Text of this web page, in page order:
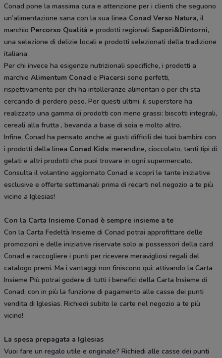
Conad pone la massima cura e attenzione per i clienti che seguono
un’alimentazione sana con la sua linea Conad Verso Natura, il
marchio Percorso Qualità e prodotti regionali Sapori&Dintorni,
una selezione di delizie locali e prodotti selezionati della tradizione
italiana.
Per chi invece ha esigenze nutrizionali specifiche, i prodotti a
marchio Alimentum Conad e Piacersi sono perfetti,
rispettivamente per chi ha intolleranze alimentari o per chi sta
cercando di perdere peso. Per questi ultimi, il superstore ha
realizzato una gamma di prodotti con meno grassi: biscotti integrali,
cereali alla frutta , bevanda a base di soia e molto altro.
Infine, Conad ha pensato anche ai gusti difficili dei tuoi bambini con
i prodotti della linea Conad Kids: merendine, cioccolato, tanti tipi di
gelati e altri prodotti che puoi trovare in ogni supermercato.
Consulta il volantino aggiornato Conad e scopri le tante iniziative
esclusive e offerte settimanali prima di recarti nel negozio a te più
vicino a Iglesias!
Con la Carta Insieme Conad è sempre insieme a te
Con la Carta Fedeltà Insieme di Conad potrai approfittare delle
promozioni e delle iniziative riservate solo ai possessori della card
Conad e raccogliere i punti per ricevere meravigliosi regali del
catalogo premi. Ma i vantaggi non finiscono qui: attivando la Carta
Insieme Più potrai godere di tutti i benefici della Carta Insieme di
Conad, con in più la funzione di pagamento alle casse dei punti
vendita di Iglesias. Richiedi subito le carte nel negozio a te più
vicino!
La spesa prepagata a Iglesias
Vuoi fare un regalo utile e originale? Richiedi alle casse dei punti